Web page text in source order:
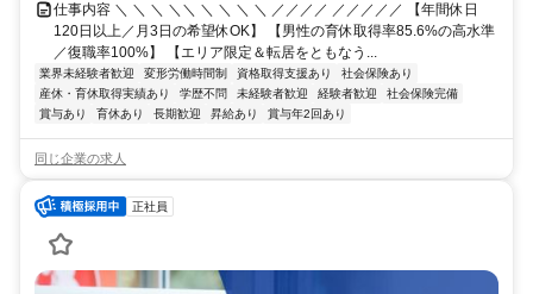
仕事内容 ＼ ＼ ＼ ＼＼ ＼ ＼ ＼ ＼ ／／／／ ／／／／／ 【年間休日
120日以上／月3日の希望休OK】 【男性の育休取得率85.6%の高水準
／復職率100%】 【エリア限定＆転居をともなう...
業界未経験者歓迎 変形労働時間制 資格取得支援あり
社会保険あり
産休・育休取得実績あり
学歴不問 未経験者歓迎 経験者歓迎
社会保険完備
賞与あり
育休あり 長期歓迎 昇給あり 賞与年2回あり
同じ企業の求人
正社員